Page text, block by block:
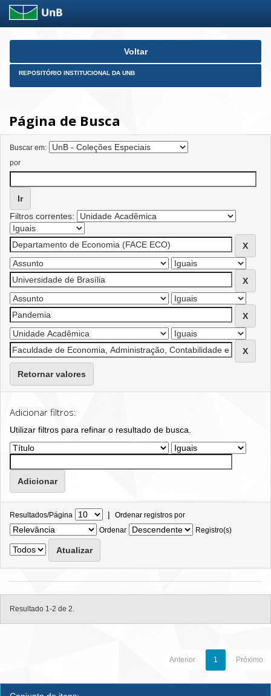
Skip
Voltar
REPOSITÓRIO INSTITUCIONAL DA UNB
Página de Busca
Buscar em:
por
Filtros correntes:
Retornar valores
Adicionar filtros:
Utilizar filtros para refinar o resultado de busca.
Resultados/Página | Ordenar registros por
Ordenar
Registro(s)
Resultado 1-2 de 2.
Anterior 1 Próximo